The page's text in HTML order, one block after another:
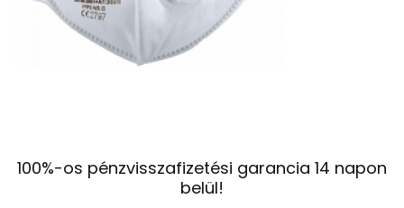
100%-os pénzvisszafizetési garancia 14 napon
belül!